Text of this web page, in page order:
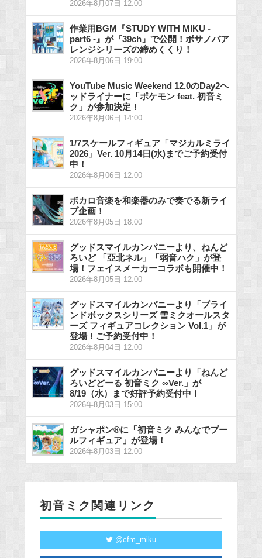
2026年8月07日 12:00
作業用BGM『STUDY WITH MIKU -
part6 -』が『39ch』で公開！ボサノバア
レンジシリーズの締めくくり！
2026年8月06日 19:00
YouTube Music Weekend 12.0のDay2ヘ
ッドライナーに「ポケモン feat. 初音ミ
ク」が参加決定！
2026年8月06日 14:00
1/7スケールフィギュア「マジカルミライ
2026」Ver. 10月14日(水)までご予約受付
中！
2026年8月06日 12:00
ボカロ音楽を和楽器のみで奏でる新ライ
ブ企画！
2026年8月05日 18:00
グッドスマイルカンパニーより、ねんど
ろいど 「亞北ネル」「弱音ハク」が登
場！フェイスメーカーコラボも開催中！
2026年8月05日 12:00
グッドスマイルカンパニーより「ブライ
ンドボックスシリーズ 雪ミクオールスタ
ーズ フィギュアコレクション Vol.1」が
登場！ご予約受付中！
2026年8月04日 12:00
グッドスマイルカンパニーより「ねんど
ろいどどーる 初音ミク ∞Ver.」が
8/19（水）まで好評予約受付中！
2026年8月03日 15:00
ガシャポン®に「初音ミク みんなでプー
ルフィギュア」が登場！
2026年8月03日 12:00
初音ミク関連リンク
@cfm_miku